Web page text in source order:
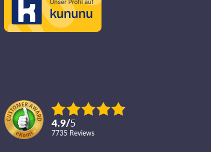
4.9/5
7735 reviews